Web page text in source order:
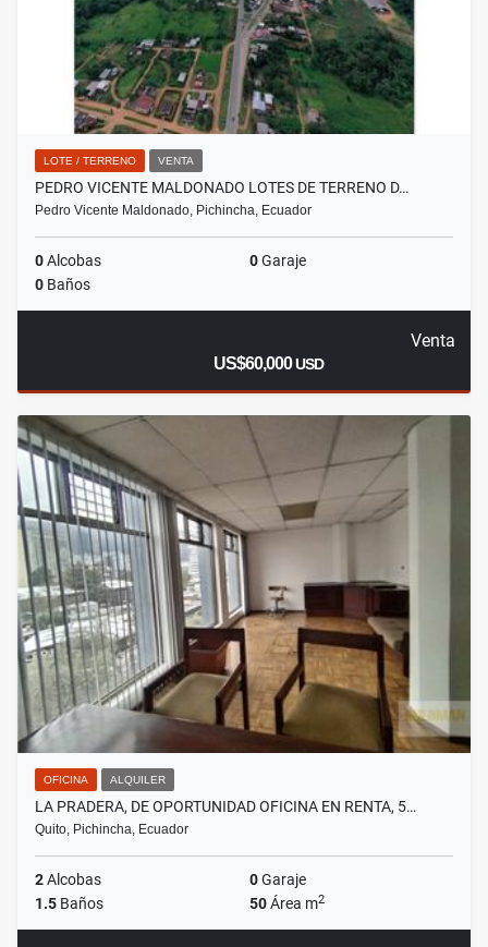
LOTE / TERRENO VENTA
PEDRO VICENTE MALDONADO LOTES DE TERRENO D…
Pedro Vicente Maldonado, Pichincha, Ecuador
0Alcobas 0Garaje
0 Baños
Venta
US$60,000USD
OFICINA ALQUILER
LA PRADERA, DE OPORTUNIDAD OFICINA EN RENTA, 5…
Quito, Pichincha, Ecuador
2Alcobas 0Garaje
1.5 Baños 50Área m2